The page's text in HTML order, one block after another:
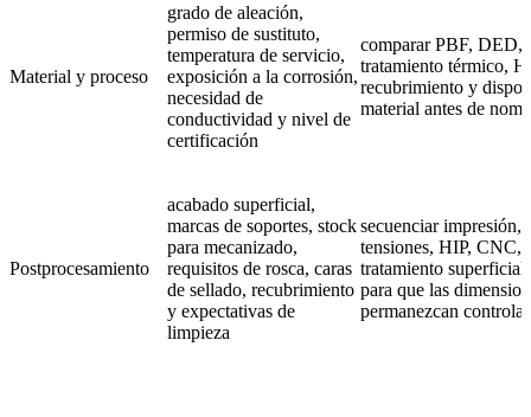
Material y proceso
grado de aleación,
permiso de sustituto,
temperatura de servicio,
exposición a la corrosión,
necesidad de
conductividad y nivel de
certificación
comparar PBF, DED,
tratamiento térmico,
recubrimiento y
material antes de
Postprocesamiento
acabado superficial,
marcas de soportes, stock
para mecanizado,
requisitos de rosca, caras
de sellado, recubrimiento
y expectativas de
limpieza
secuenciar impresión,
tensiones, HIP, CNC,
tratamiento superficial
para que las
permanezcan